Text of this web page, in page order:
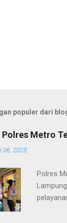
populer dari
Polres Metro
06, 2025
Polres